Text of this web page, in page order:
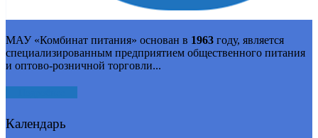
МАУ «Комбинат питания» основан в 1963 году, является
специализированным предприятием общественного питания
и оптово-розничной торговли...
Календарь